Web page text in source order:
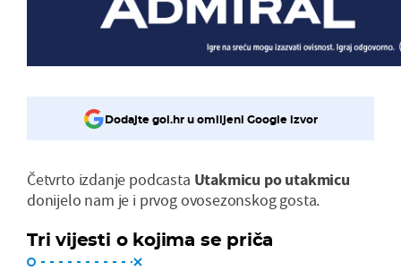
Dodajte gol.hr u omiljeni Google izvor
Četvrto izdanje podcasta Utakmicu po utakmicu
donijelo nam je i prvog ovosezonskog gosta.
Tri vijesti o kojima se priča